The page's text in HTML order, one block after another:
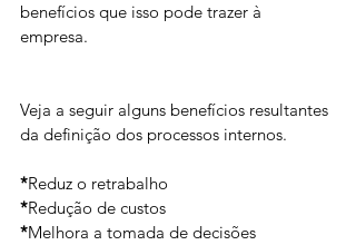
benefícios que isso pode trazer à
empresa.
Veja a seguir alguns benefícios resultantes
da definição dos processos internos.
*Reduz o retrabalho
*Redução de custos
*Melhora a tomada de decisões